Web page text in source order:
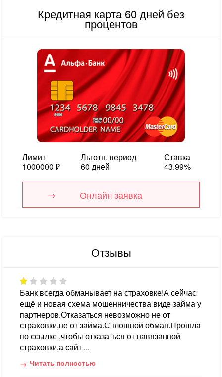
Кредитная карта 60 дней без
процентов
Лимит
1000000 ₽
Льготн. период
60 дней
Ставка
43.99%
Онлайн заявка
Отзывы
Банк всегда обманывает на страховке!А сейчас
ещё и новая схема мошенничества виде займа у
партнеров.Отказаться невозможно не от
страховки,не от займа.Сплошной обман.Прошла
по ссылке ,чтобы отказаться от навязанной
страховки,а сайт ...
Читать полностью